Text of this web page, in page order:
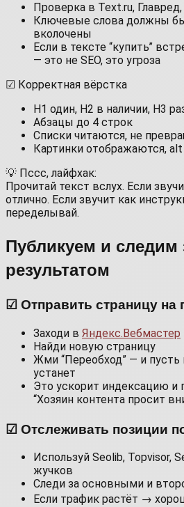
Проверка в Text.ru,
Ключевые слова должны
вколочены
Если в тексте “купить”
— это не SEO, это угроза
☑ Корректная вёрстка
H1 один, H2 в наличии, H3
Абзацы до 4 строк
Списки читаются, не
Картинки отображаются,
💡 Пссс, лайфхак:
Прочитай текст вслух. Если
отлично. Если звучит как
переделывай.
Публикуем и следим
результатом
☑ Отправить страницу на
Заходи в Яндекс.Вебмастер
Найди новую страницу
Жми “Переобход” — и пусть
устанет
Это ускорит индексацию и
“Хозяин контента просит
☑ Отслеживать позиции
Используй Seolib, Topvisor,
жучков
Следи за основными и
Если трафик растёт →